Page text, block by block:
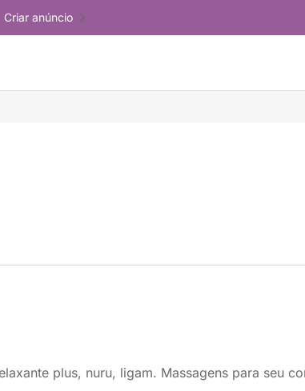
Criar anúncio
plus, nuru, ligam. Massagens para seu